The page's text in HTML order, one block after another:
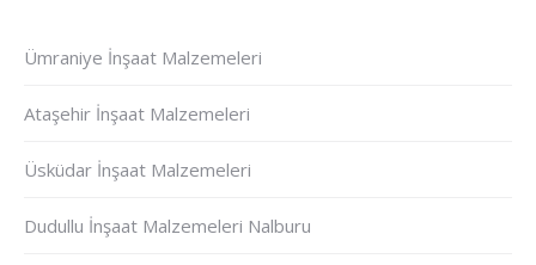
Ümraniye İnşaat Malzemeleri
Ataşehir İnşaat Malzemeleri
Üsküdar İnşaat Malzemeleri
Dudullu İnşaat Malzemeleri Nalburu